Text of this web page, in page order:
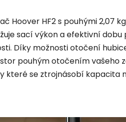
Hoover HF2 s pouhými 2,07
sací výkon a efektivní
Díky možnosti otočení
pouhým otočením vašeho
které se ztrojnásobí